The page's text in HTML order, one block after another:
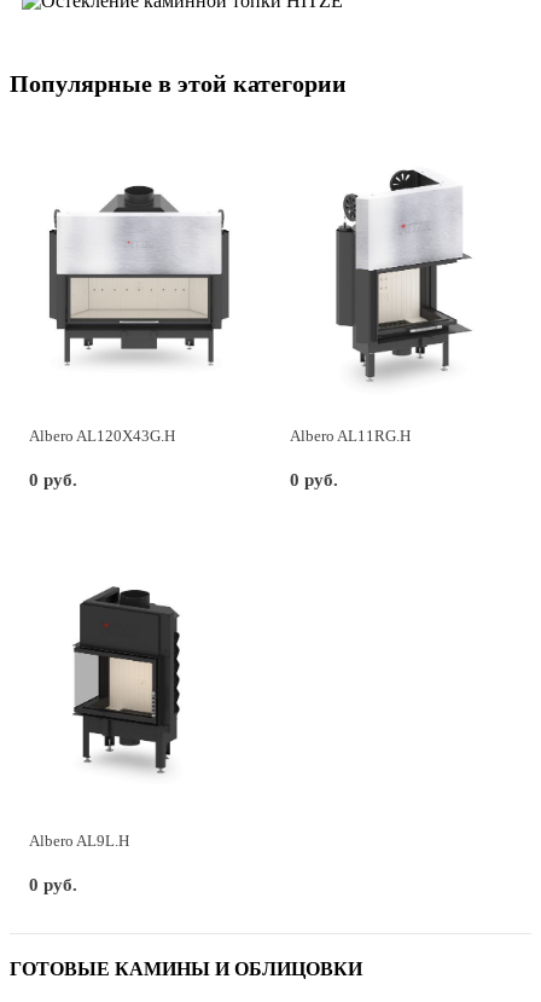
Популярные в этой категории
Albero AL120X43G.H
0 руб.
Albero AL11RG.H
0 руб.
Albero AL9L.H
0 руб.
ГОТОВЫЕ КАМИНЫ И ОБЛИЦОВКИ